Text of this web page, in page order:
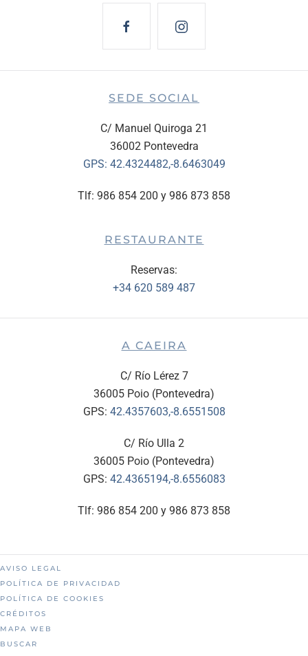
SEDE SOCIAL
C/ Manuel Quiroga 21
36002 Pontevedra
GPS: 42.4324482,-8.6463049
Tlf: 986 854 200 y 986 873 858
RESTAURANTE
Reservas:
+34 620 589 487
A CAEIRA
C/ Río Lérez 7
36005 Poio (Pontevedra)
GPS: 42.4357603,-8.6551508
C/ Río Ulla 2
36005 Poio (Pontevedra)
GPS: 42.4365194,-8.6556083
Tlf: 986 854 200 y 986 873 858
AVISO LEGAL
POLÍTICA DE PRIVACIDAD
POLÍTICA DE COOKIES
CRÉDITOS
MAPA WEB
BUSCAR